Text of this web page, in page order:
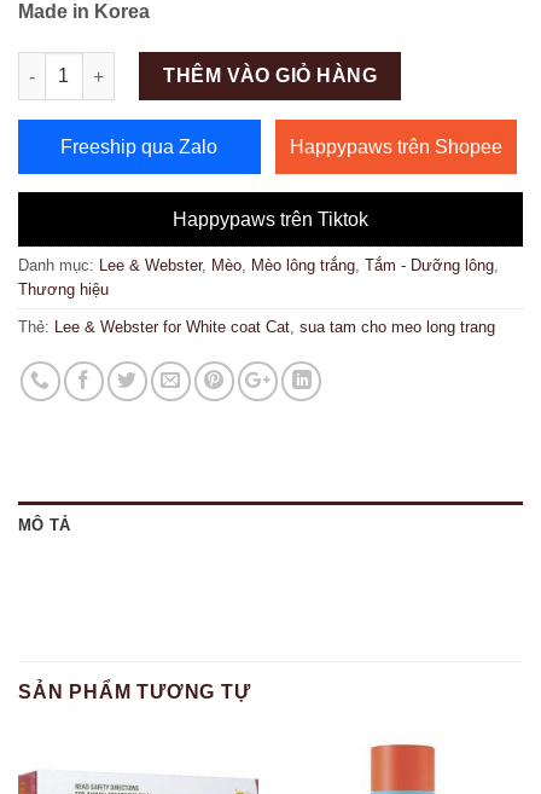
Made in Korea
Số lượng
THÊM VÀO GIỎ HÀNG
Freeship qua Zalo Happypaws trên Shopee
Happypaws trên Tiktok
Danh mục: Lee & Webster, Mèo, Mèo lông trắng, Tắm - Dưỡng lông,
Thương hiệu
Thẻ: Lee & Webster for White coat Cat, sua tam cho meo long trang
MÔ TẢ
SẢN PHẨM TƯƠNG TỰ